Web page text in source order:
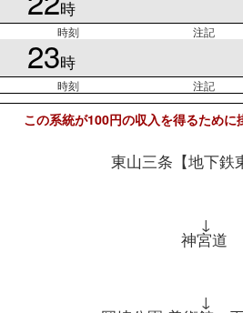
時
時刻 注記
23時
時刻 注記
この系統が100円の収入を得るため
東山三条【地下鉄
↓
神宮道
↓